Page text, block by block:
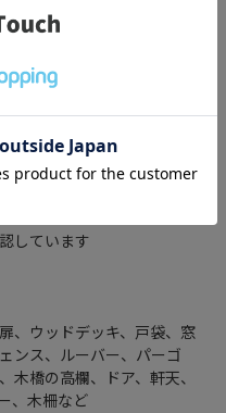
作りません。木の通気性を
のフクレ、ワレがおこりま
ど、メンテナンス性に優れ
・防カビ・防虫効果を発揮
しています
、ウッドデッキ、戸袋、窓
ンス、ルーバー、パーゴ
木橋の高欄、ドア、軒天、
、木柵など